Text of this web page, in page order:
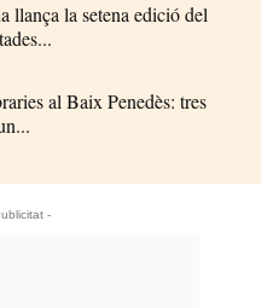
llança la setena edició del
al Baix Penedès: tres
-